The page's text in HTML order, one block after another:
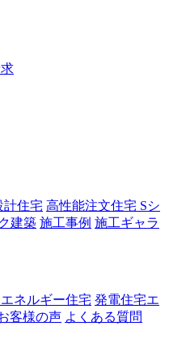
計住宅 高性能注文住宅 Sシ
建築 施工事例 施工ギャラ
ネルギー住宅 発電住宅エ
客様の声 よくある質問